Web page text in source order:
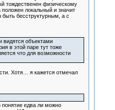
тождественен физическому
локальный и значит
бесструктурным, а с
видятся объектами
в этой паре тут тоже
что для возможности
Хотя… я кажется отмечал
едва ли можно